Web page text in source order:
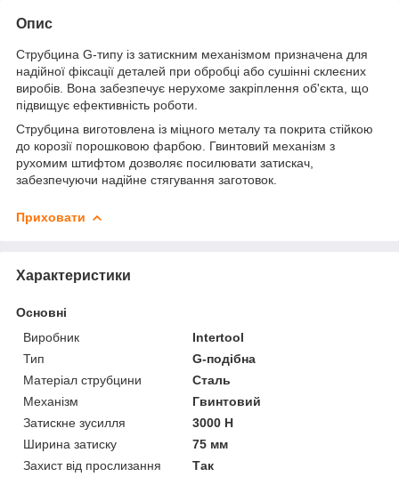
Опис
Струбцина G-типу із затискним механізмом призначена для
надійної фіксації деталей при обробці або сушінні склеєних
виробів. Вона забезпечує нерухоме закріплення об'єкта, що
підвищує ефективність роботи.
Cтрубцина виготовлена ​​із міцного металу та покрита стійкою
до корозії порошковою фарбою. Гвинтовий механізм з
рухомим штифтом дозволяє посилювати затискач,
забезпечуючи надійне стягування заготовок.
Приховати
Характеристики
Основні
Виробник
Intertool
Тип
G-подібна
Матеріал струбцини
Сталь
Механізм
Гвинтовий
Затискне зусилля
3000 Н
Ширина затиску
75 мм
Захист від прослизання
Так